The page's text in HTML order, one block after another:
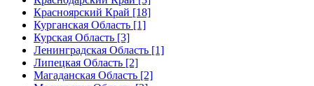
Красноярский Край [18]
Курганская Область [1]
Курская Область [3]
Ленинградская Область [1]
Липецкая Область [2]
Магаданская Область [2]